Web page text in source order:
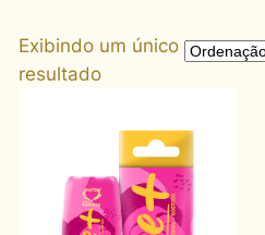
Exibindo um único
resultado